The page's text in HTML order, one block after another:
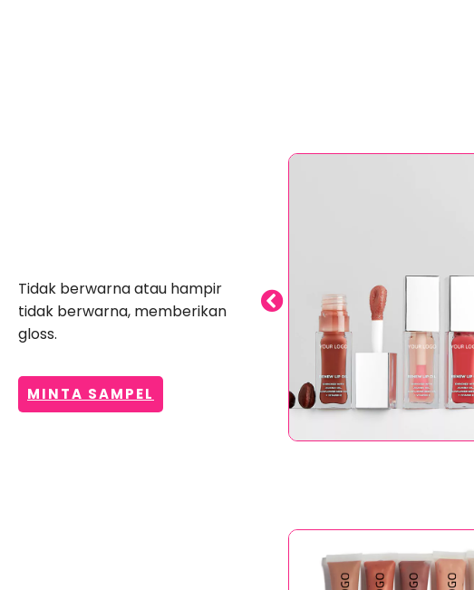
Tidak berwarna atau hampir
tidak berwarna, memberikan
gloss.
MINTA SAMPEL